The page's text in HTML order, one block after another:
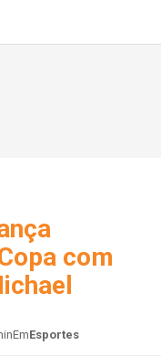
com
EmEsportes